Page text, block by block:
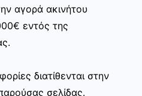
αγορά ακινήτου
εντός της
διατίθενται στην
σελίδας.